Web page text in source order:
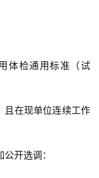
体检通用标准（试
且在现单位连续工作
开选调：